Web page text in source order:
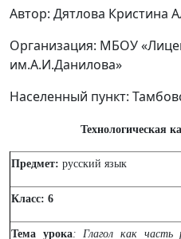
Автор: Дятлова Кристина
Организация: МБОУ
им.А.И.Данилова»
Населенный пункт:
Технологическая
Предмет: русский язык
Класс: 6
Тема урока: Глагол как часть